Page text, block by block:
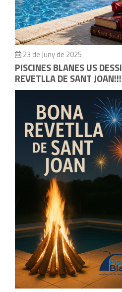
23 de Juny de 2025
PISCINES BLANES US
REVETLLA DE SANT JOAN!!!